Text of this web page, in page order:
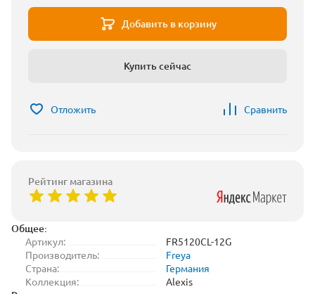
Общее:
Артикул:
FR5120CL-12G
Производитель:
Freya
Страна:
Германия
Коллекция:
Alexis
Добавить в корзину
Купить сейчас
Отложить Сравнить
Рейтинг магазина